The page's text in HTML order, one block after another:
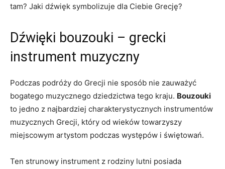
tam? Jaki⁤ dźwięk symbolizuje ‌dla Ciebie Grecję?
Dźwięki bouzouki – grecki
instrument muzyczny
Podczas podróży do Grecji nie sposób nie zauważyć
bogatego muzycznego dziedzictwa tego kraju. Bouzouki
to jedno z​ najbardziej ‌charakterystycznych instrumentów
muzycznych Grecji, który od wieków towarzyszy
⁤miejscowym artystom podczas występów​ i świętowań.
Ten strunowy instrument​ z rodziny lutni posiada